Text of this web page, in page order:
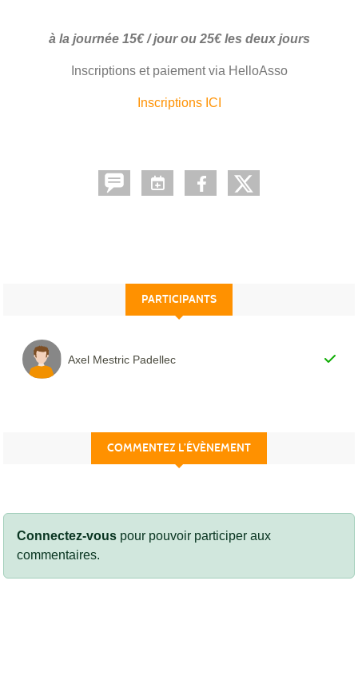
à la journée 15€ / jour ou 25€ les deux jours
Inscriptions et paiement via HelloAsso
Inscriptions ICI
PARTICIPANTS
Axel Mestric Padellec
COMMENTEZ L’ÉVÈNEMENT
Connectez-vous pour pouvoir participer aux
commentaires.